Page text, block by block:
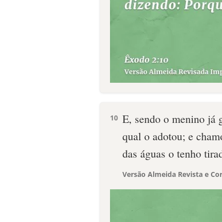
10 E, sendo o menino já
qual o adotou; e
das águas o tenho
Versão Almeida Revista e